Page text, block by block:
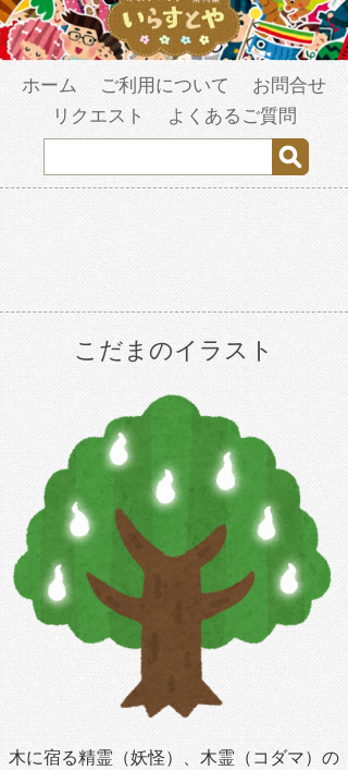
ホーム ご利用について
お問合せ
リクエスト
よくあるご質問
こだまのイラスト
木に宿る精霊（妖怪）、木霊（コダマ）の